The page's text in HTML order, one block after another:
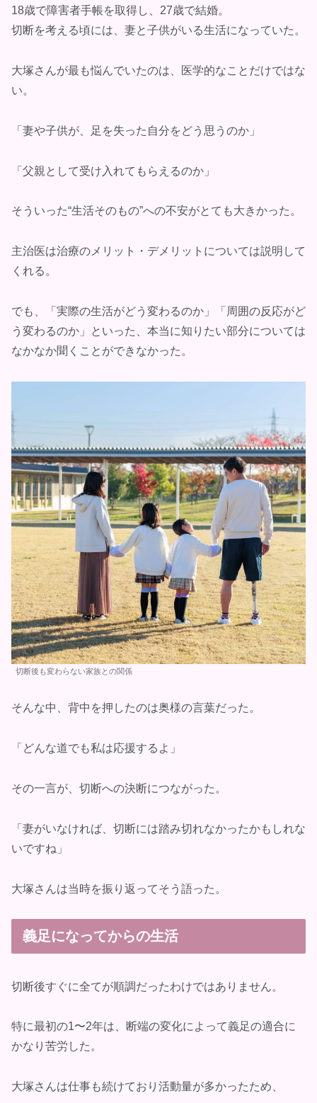
18歳で障害者手帳を取得し、27歳で結婚。
切断を考える頃には、妻と子供がいる生活になっていた。
大塚さんが最も悩んでいたのは、医学的なことだけではな
い。
「妻や子供が、足を失った自分をどう思うのか」
「父親として受け入れてもらえるのか」
そういった“生活そのもの”への不安がとても大きかった。
主治医は治療のメリット・デメリットについては説明して
くれる。
でも、「実際の生活がどう変わるのか」「周囲の反応がど
う変わるのか」といった、本当に知りたい部分については
なかなか聞くことができなかった。
切断後も変わらない家族との関係
そんな中、背中を押したのは奥様の言葉だった。
「どんな道でも私は応援するよ」
その一言が、切断への決断につながった。
「妻がいなければ、切断には踏み切れなかったかもしれな
いですね」
大塚さんは当時を振り返ってそう語った。
義足になってからの生活
切断後すぐに全てが順調だったわけではありません。
特に最初の1〜2年は、断端の変化によって義足の適合に
かなり苦労した。
大塚さんは仕事も続けており活動量が多かったため、